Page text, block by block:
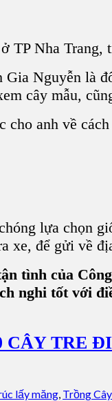
Nha Trang,
Nguyễn là
cây mẫu,
anh về
lựa chọn
để gửi về
tình của
nghi tốt với
TRE
lấy măng, Trồng